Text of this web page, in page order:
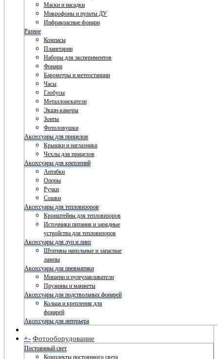
Маски и насадки
Микрофоны и пульты ДУ
Инфракрасные фонари
Разное
Компасы
Планетарии
Наборы для экспериментов
Фонари
Барометры и метеостанции
Часы
Глобусы
Металлоискатели
Экшн-камеры
Зонты
Фотоловушки
Аксессуары для прицелов
Крышки и наглазники
Чехлы для прицелов
Аксессуары для креплений
Антабки
Опоры
Ручки
Сошки
Аксессуары для тепловизоров
Кронштейны для тепловизоров
Источники питания и зарядные
устройства для тепловизоров
Аксессуары для луп и линз
Штативы напольные и запасные
лампы
Аксессуары для пневматики
Мишени и пулеулавливатели
Пружины и манжеты
Аксессуары для подствольных фонарей
Кольца и крепления для
фонарей
Аксессуары для интерьера
+- Фотооборудование
Постоянный свет
Комплекты постоянного света